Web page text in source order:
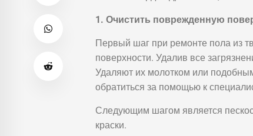
1. Очистить поврежденную
Первый шаг при ремонте пола из
поверхности. Удалив все
Удаляют их молотком или
обратиться за помощью к
Следующим шагом является
краски.